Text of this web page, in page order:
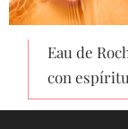
Eau de
con